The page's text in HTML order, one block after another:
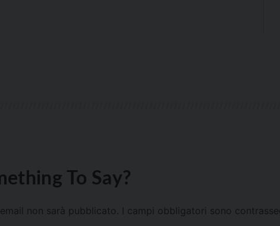
To Say?
non sarà pubblicato. I campi obbligatori sono